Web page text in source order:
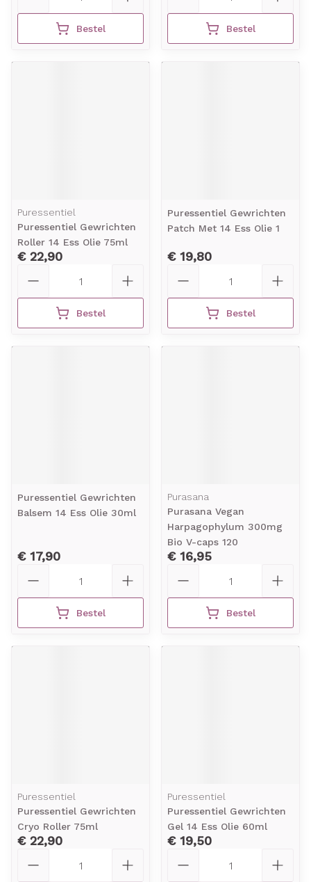
Bestel Bestel
Puressentiel
Puressentiel Gewrichten
Roller 14 Ess Olie 75ml
€ 22,90
Bestel
Puressentiel Gewrichten
Patch Met 14 Ess Olie 1
€ 19,80
Bestel
Puressentiel Gewrichten
Balsem 14 Ess Olie 30ml
€ 17,90
Bestel
Purasana
Purasana Vegan
Harpagophylum 300mg
Bio V-caps 120
€ 16,95
Bestel
Puressentiel
Puressentiel Gewrichten
Cryo Roller 75ml
€ 22,90
Puressentiel
Puressentiel Gewrichten
Gel 14 Ess Olie 60ml
€ 19,50